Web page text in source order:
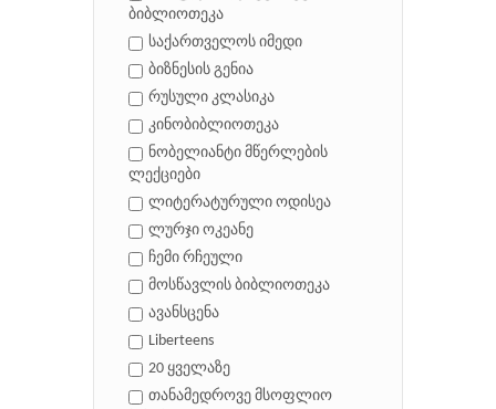
ბიბლიოთეკა
საქართველოს იმედი
ბიზნესის გენია
რუსული კლასიკა
კინობიბლიოთეკა
ნობელიანტი მწერლების
ლექციები
ლიტერატურული ოდისეა
ლურჯი ოკეანე
ჩემი რჩეული
მოსწავლის ბიბლიოთეკა
ავანსცენა
Liberteens
20 ყველაზე
თანამედროვე მსოფლიო